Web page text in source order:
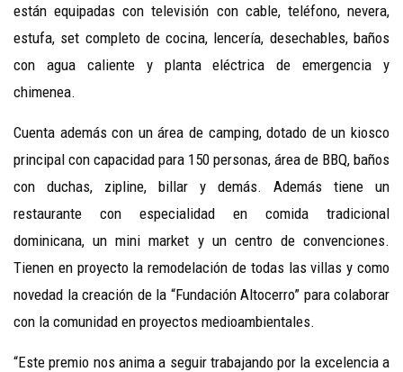
están equipadas con televisión con cable, teléfono, nevera,
estufa, set completo de cocina, lencería, desechables, baños
con agua caliente y planta eléctrica de emergencia y
chimenea.
Cuenta además con un área de camping, dotado de un kiosco
principal con capacidad para 150 personas, área de BBQ, baños
con duchas, zipline, billar y demás. Además tiene un
restaurante con especialidad en comida tradicional
dominicana, un mini market y un centro de convenciones.
Tienen en proyecto la remodelación de todas las villas y como
novedad la creación de la “Fundación Altocerro” para colaborar
con la comunidad en proyectos medioambientales.
“Este premio nos anima a seguir trabajando por la excelencia a